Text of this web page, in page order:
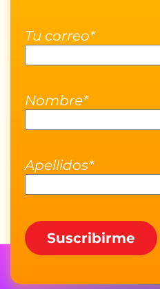
Tu correo*
Nombre*
Apellidos*